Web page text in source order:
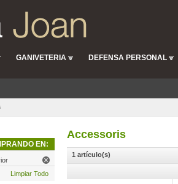
GANIVETERIA DEFENSA PERSONAL
Accessoris
1 artículo(s)
EN:
Limpiar Todo